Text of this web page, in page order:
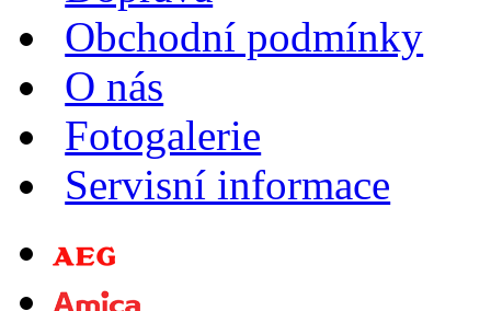
Obchodní podmínky
O nás
Fotogalerie
Servisní informace